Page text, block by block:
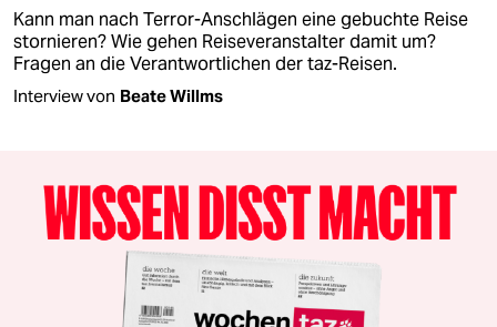
Kann man nach Terror-Anschlägen eine gebuchte Reise
stornieren? Wie gehen Reiseveranstalter damit um?
Fragen an die Verantwortlichen der taz-Reisen.
Interview von Beate Willms